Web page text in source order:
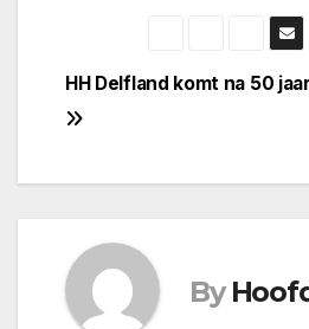
Bericht
navigatie
HH Delfland komt na 50
By